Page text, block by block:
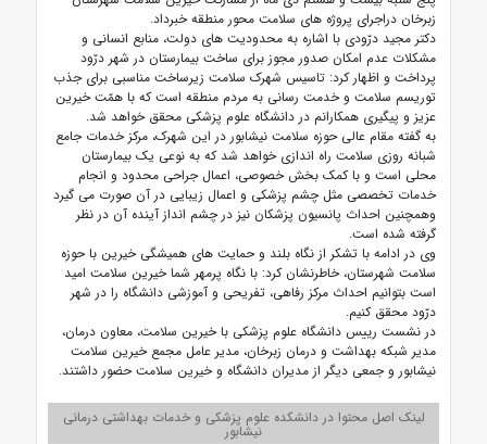
زبرخان دراجرای پروژه های سلامت محور منطقه خبرداد.
دکتر مجید درّودی با اشاره به محدودیت های دولت، منابع انسانی و
مشکلات عدم امکان صدور مجوز برای ساخت بیمارستان در شهر درّود
پرداخت و اظهار کرد: تاسیس شهرک سلامت زیرساخت مناسبی برای جذب
توریسم سلامت و خدمت رسانی به مردم منطقه است که با همّت خیرین
عزیز و پیگیری همکارانم در دانشگاه علوم پزشکی محقق خواهد شد.
به گفته مقام عالی حوزه سلامت نیشابور در این شهرک، مرکز خدمات جامع
شبانه روزی سلامت راه اندازی خواهد شد که به نوعی یک بیمارستان
محلی است و با کمک بخش خصوصی، اعمال جراحی محدود و انجام
خدمات تخصصی مثل چشم پزشکی و اعمال زیبایی در آن صورت می گیرد
وهمچنین احداث پانسیون پزشکان نیز در چشم انداز آینده آن در نظر
گرفته شده است.
وی در ادامه با تشکر از نگاه بلند و حمایت های همیشگی خیرین با حوزه
سلامت شهرستان، خاطرنشان کرد: با نگاه پرمهر شما خیرین سلامت امید
است بتوانیم احداث مرکز رفاهی، تفریحی و آموزشی دانشگاه را در شهر
درّود محقق کنیم.
در نشست رییس دانشگاه علوم پزشکی با خیرین سلامت، معاون درمان،
مدیر شبکه بهداشت و درمان زبرخان، مدیر عامل مجمع خیرین سلامت
نیشابور و جمعی دیگر از مدیران دانشگاه و خیرین سلامت حضور داشتند.
لینک اصل محتوا در دانشکده علوم پزشکی و خدمات بهداشتی درمانی
نیشابور